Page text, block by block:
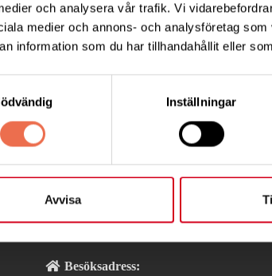
och analysera vår trafik. Vi
medier och annons- och analysföretag
information som du har tillhandahållit eller
Inställningar
Avvisa
Besöksadress: